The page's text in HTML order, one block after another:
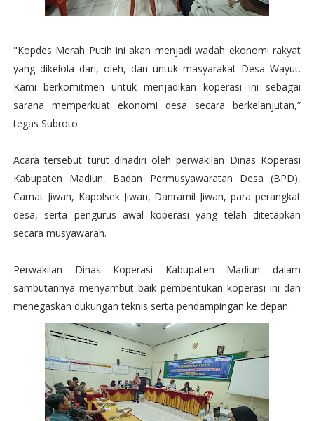
"Kopdes Merah Putih ini akan menjadi wadah ekonomi rakyat
yang dikelola dari, oleh, dan untuk masyarakat Desa Wayut.
Kami berkomitmen untuk menjadikan koperasi ini sebagai
sarana memperkuat ekonomi desa secara berkelanjutan,”
tegas Subroto.
Acara tersebut turut dihadiri oleh perwakilan Dinas Koperasi
Kabupaten Madiun, Badan Permusyawaratan Desa (BPD),
Camat Jiwan, Kapolsek Jiwan, Danramil Jiwan, para perangkat
desa, serta pengurus awal koperasi yang telah ditetapkan
secara musyawarah.
Perwakilan Dinas Koperasi Kabupaten Madiun dalam
sambutannya menyambut baik pembentukan koperasi ini dan
menegaskan dukungan teknis serta pendampingan ke depan.